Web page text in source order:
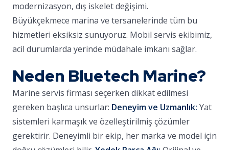
modernizasyon, dış iskelet değişimi.
Büyükçekmece marina ve tersanelerinde tüm bu
hizmetleri eksiksiz sunuyoruz. Mobil servis ekibimiz,
acil durumlarda yerinde müdahale imkanı sağlar.
Neden Bluetech Marine?
Marine servis firması seçerken dikkat edilmesi
gereken başlıca unsurlar: Deneyim ve Uzmanlık: Yat
sistemleri karmaşık ve özelleştirilmiş çözümler
gerektirir. Deneyimli bir ekip, her marka ve model için